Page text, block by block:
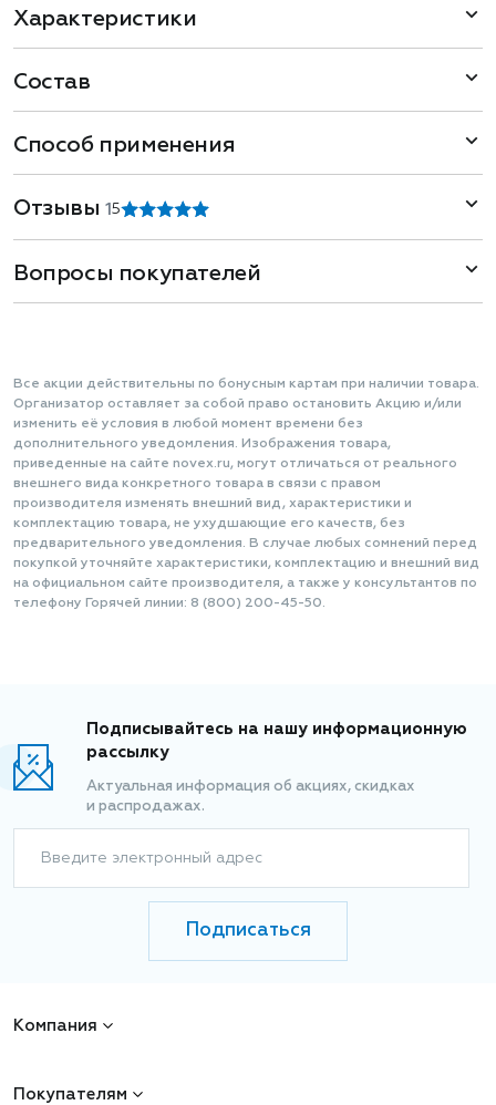
Характеристики
Состав
Способ применения
Отзывы1 5
Вопросы покупателей
Все акции действительны по бонусным картам при наличии товара.
Организатор оставляет за собой право остановить Акцию и/или
изменить её условия в любой момент времени без
дополнительного уведомления. Изображения товара,
приведенные на сайте novex.ru, могут отличаться от реального
внешнего вида конкретного товара в связи с правом
производителя изменять внешний вид, характеристики и
комплектацию товара, не ухудшающие его качеств, без
предварительного уведомления. В случае любых сомнений перед
покупкой уточняйте характеристики, комплектацию и внешний вид
на официальном сайте производителя, а также у консультантов по
телефону Горячей линии: 8 (800) 200-45-50.
Подписывайтесь на нашу информационную
рассылку
Актуальная информация об акциях, скидках
и распродажах.
Введите электронный адрес
Подписаться
Компания
Покупателям